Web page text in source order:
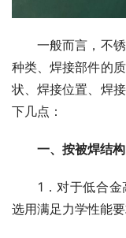
一般而言，不锈
种类、焊接部件的
状、焊接位置、焊
下几点：
一、按被焊结
1．对于低合金高
选用满足力学性能要